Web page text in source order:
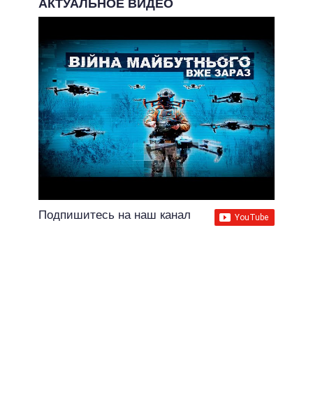
АКТУАЛЬНОЕ ВИДЕО
Подпишитесь на наш канал